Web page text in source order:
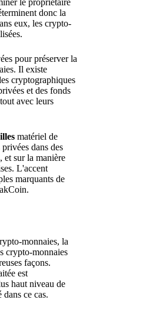
le propriétaire
donc la
eux, les crypto-
pour préserver la
Il existe
cryptographiques
et des fonds
avec leurs
matériel de
dans des
et sur la manière
L'accent
marquants de
monnaies, la
crypto-monnaies
façons.
est
haut niveau de
ce cas.